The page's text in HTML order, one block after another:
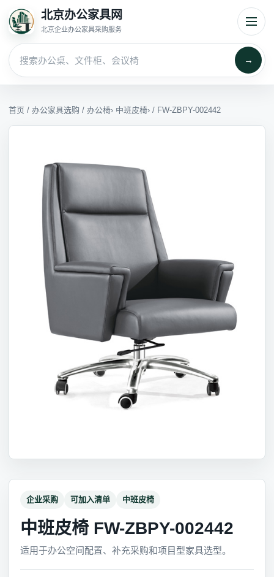
北京办公家具网
北京企业办公家具采购服务
→
首页 / 办公家具选购 / 办公椅› 中班皮椅› / FW-ZBPY-002442
企业采购 可加入清单 中班皮椅
中班皮椅 FW-ZBPY-002442
适用于办公空间配置、补充采购和项目型家具选型。